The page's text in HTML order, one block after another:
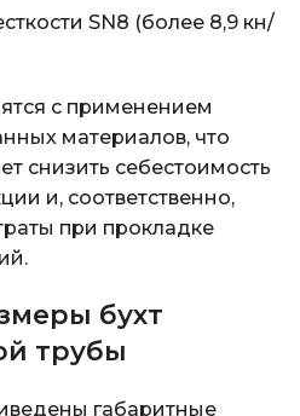
SN8 (более 8,9 кн/
с применением
материалов, что
снизить себестоимость
и, соответственно,
при прокладке
бухт
трубы
габаритные